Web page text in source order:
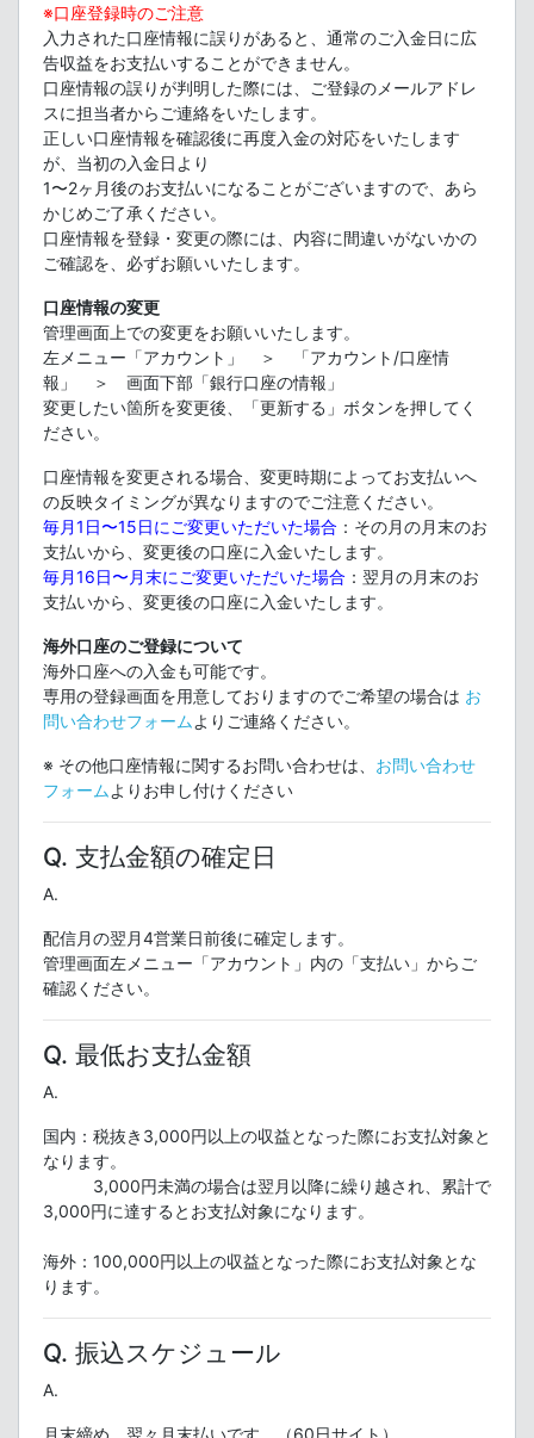
※口座登録時のご注意
入力された口座情報に誤りがあると、通常のご入金日に広
告収益をお支払いすることができません。
口座情報の誤りが判明した際には、ご登録のメールアドレ
スに担当者からご連絡をいたします。
正しい口座情報を確認後に再度入金の対応をいたします
が、当初の入金日より
1〜2ヶ月後のお支払いになることがございますので、あら
かじめご了承ください。
口座情報を登録・変更の際には、内容に間違いがないかの
ご確認を、必ずお願いいたします。
口座情報の変更
管理画面上での変更をお願いいたします。
左メニュー「アカウント」 ＞ 「アカウント/口座情
報」 ＞ 画面下部「銀行口座の情報」
変更したい箇所を変更後、「更新する」ボタンを押してく
ださい。
口座情報を変更される場合、変更時期によってお支払いへ
の反映タイミングが異なりますのでご注意ください。
毎月1日〜15日にご変更いただいた場合 ：その月の月末のお
支払いから、変更後の口座に入金いたします。
毎月16日〜月末にご変更いただいた場合 ：翌月の月末のお
支払いから、変更後の口座に入金いたします。
海外口座のご登録について
海外口座への入金も可能です。
専用の登録画面を用意しておりますのでご希望の場合は お
問い合わせフォーム よりご連絡ください。
※ その他口座情報に関するお問い合わせは、 お問い合わせ
フォーム よりお申し付けください
Q. 支払金額の確定日
A.
配信月の翌月4営業日前後に確定します。
管理画面左メニュー「アカウント」内の「支払い」からご
確認ください。
Q. 最低お支払金額
A.
国内：税抜き3,000円以上の収益となった際にお支払対象と
なります。
3,000円未満の場合は翌月以降に繰り越され、累計で
3,000円に達するとお支払対象になります。
海外：100,000円以上の収益となった際にお支払対象とな
ります。
Q. 振込スケジュール
A.
月末締め、翌々月末払いです。（60日サイト）